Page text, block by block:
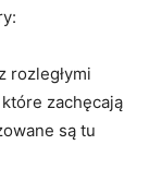
rozległymi
zachęcają
są tu